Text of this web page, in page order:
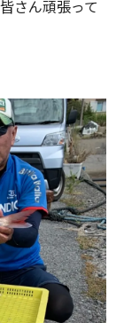
さん頑張って